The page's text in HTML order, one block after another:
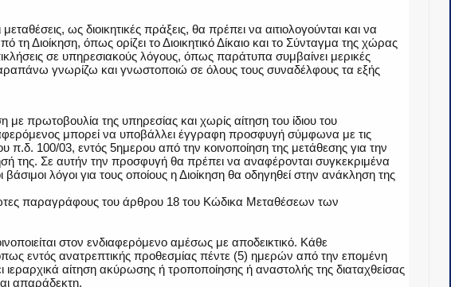
ως διοικητικές πράξεις, θα πρέπει να αιτιολογούνται και να
τη Διοίκηση, όπως ορίζει το Διοικητικό Δίκαιο και το Σύνταγμα της χώρας
σε υπηρεσιακούς λόγους, όπως παράτυπα συμβαίνει μερικές
γνωρίζω και γνωστοποιώ σε όλους τους συναδέλφους τα εξής
με πρωτοβουλία της υπηρεσίας και χωρίς αίτηση του ίδιου του
μπορεί να υποβάλλει έγγραφη προσφυγή σύμφωνα με τις
π.δ. 100/03, εντός 5ημερου από την κοινοποίηση της μετάθεσης για την
της. Σε αυτήν την προσφυγή θα πρέπει να αναφέρονται συγκεκριμένα
βάσιμοι λόγοι για τους οποίους η Διοίκηση θα οδηγηθεί στην ανάκληση της
παραγράφους του άρθρου 18 του Κώδικα Μεταθέσεων των
στον ενδιαφερόμενο αμέσως με αποδεικτικό. Κάθε
όπως εντός ανατρεπτικής προθεσμίας πέντε (5) ημερών από την επομένη
ιεραρχικά αίτηση ακύρωσης ή τροποποίησης ή αναστολής της διαταχθείσας
απαράδεκτη.